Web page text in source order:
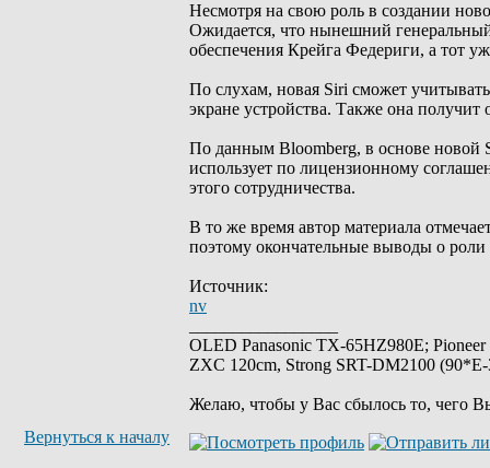
Несмотря на свою роль в создании
Ожидается, что нынешний
обеспечения Крейга Федериги, а тот
По слухам, новая Siri сможет
экране устройства. Также она
По данным Bloomberg, в основе новой
использует по лицензионному
этого сотрудничества.
В то же время автор материала
поэтому окончательные выводы о
Источник:
nv
OLED Panasonic TX-65HZ980E;
ZXC 120cm, Strong SRT-DM2100
Желаю, чтобы у Вас сбылось то, чего
Вернуться к началу